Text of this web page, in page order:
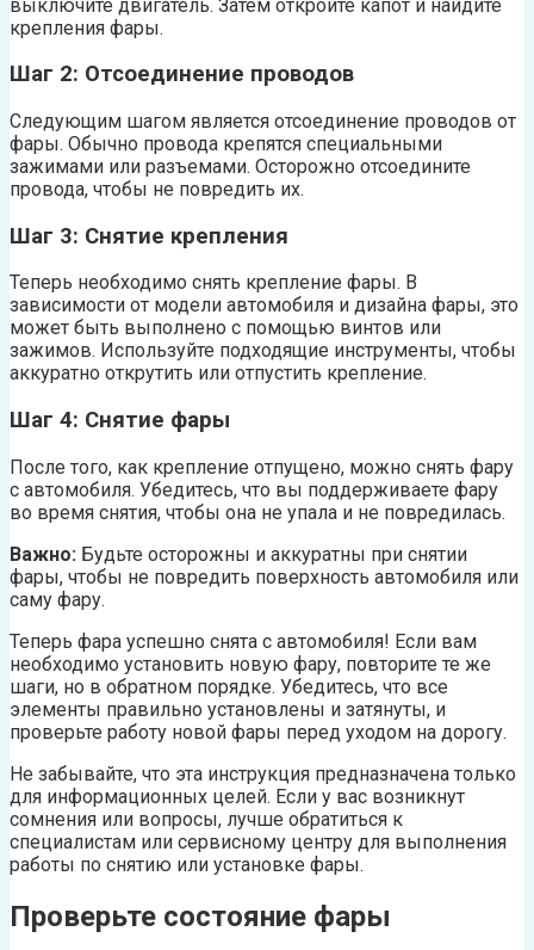
выключите двигатель. Затем откройте капот и найдите
крепления фары.
Шаг 2: Отсоединение проводов
Следующим шагом является отсоединение проводов от
фары. Обычно провода крепятся специальными
зажимами или разъемами. Осторожно отсоедините
провода, чтобы не повредить их.
Шаг 3: Снятие крепления
Теперь необходимо снять крепление фары. В
зависимости от модели автомобиля и дизайна фары, это
может быть выполнено с помощью винтов или
зажимов. Используйте подходящие инструменты, чтобы
аккуратно открутить или отпустить крепление.
Шаг 4: Снятие фары
После того, как крепление отпущено, можно снять фару
с автомобиля. Убедитесь, что вы поддерживаете фару
во время снятия, чтобы она не упала и не повредилась.
Важно: Будьте осторожны и аккуратны при снятии
фары, чтобы не повредить поверхность автомобиля или
саму фару.
Теперь фара успешно снята с автомобиля! Если вам
необходимо установить новую фару, повторите те же
шаги, но в обратном порядке. Убедитесь, что все
элементы правильно установлены и затянуты, и
проверьте работу новой фары перед уходом на дорогу.
Не забывайте, что эта инструкция предназначена только
для информационных целей. Если у вас возникнут
сомнения или вопросы, лучше обратиться к
специалистам или сервисному центру для выполнения
работы по снятию или установке фары.
Проверьте состояние фары